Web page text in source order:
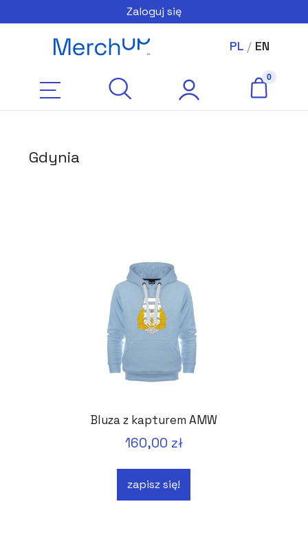
Zaloguj się
PL/ EN
Gdynia
Bluza z kapturem AMW
160,00 zł
zapisz się!